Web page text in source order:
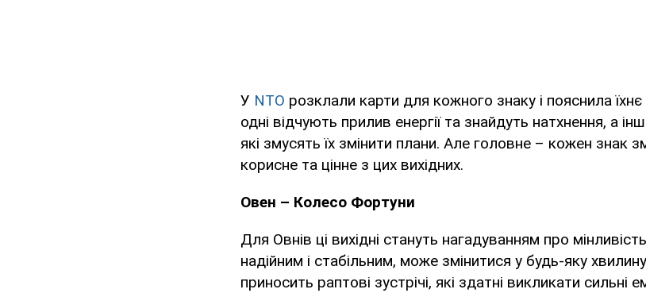
У NTO розклали карти для кожного знаку і пояснила
одні відчують прилив енергії та знайдуть натхнення, а
які змусять їх змінити плани. Але головне – кожен знак
корисне та цінне з цих вихідних.
Овен – Колесо Фортуни
Для Овнів ці вихідні стануть нагадуванням про
надійним і стабільним, може змінитися у будь-яку
приносить раптові зустрічі, які здатні викликати сильні